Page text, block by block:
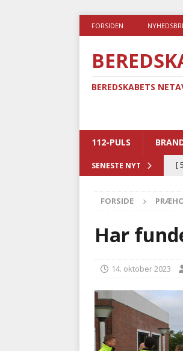
FORSIDEN
BEREDSKABETS
112-PULS
SENESTE NYT [
[
[
FORSIDE
Har
14. oktober 2023